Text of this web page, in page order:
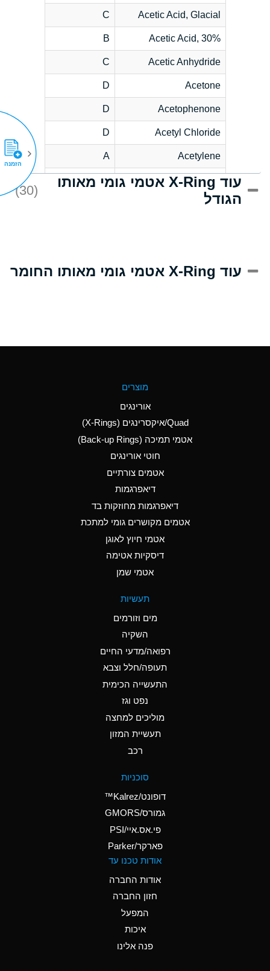
Acetic Acid, Glacial
C
Acetic Acid, 30%
B
Acetic Anhydride
C
Acetone
D
Acetophenone
D
Acetyl Chloride
D
Acetylene
A
Acrlylonitrile
D
Adipic Acid
(Aqueous)
Aluminum Nitrate
(Aqueous)
Aluminum Phosphate
Ammonia Anhydrous
B
Ammonia Gas (cold)
A
Ammonia Gas (hot)
Ammonium Hydroxide
D
Ammonium Nitrate
Ammonium Nitrite
Ammonium Persulfate
Ammonium Phosphate
A
Ammonium Sulfate
A
Amyl Acetate (Banana
עוד X-Ring אטמי גומי מאותו
הגודל
(30)
עוד X-Ring אטמי גומי מאותו החומר
מוצרים
אורינגים
Quad/איקסרינגים (X-Rings)
אטמי תמיכה (Back-up Rings)
חוטי אורינגים
אטמים צורתיים
דיאפרגמות
דיאפרגמות מחוזקות בד
אטמים מקושרים גומי למתכת
אטמי חיוץ לאוגן
דיסקיות אטימה
אטמי שמן
תעשיות
מים וזורמים
השקיה
רפואה/מדעי החיים
תעופה/חלל וצבא
התעשייה הכימית
נפט וגז
מוליכים למחצה
תעשיית המזון
רכב
סוכניות
דופונט/Kalrez™
גמורס/GMORS
פי.אס.איי/PSI
פארקר/Parker
אודות טכנו עד
אודות החברה
חזון החברה
המפעל
איכות
פנה אלינו
הזמנה